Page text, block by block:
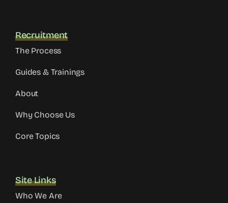
Recruitment
The Process
Guides & Trainings
About
Why Choose Us
Core Topics
Site Links
Who We Are